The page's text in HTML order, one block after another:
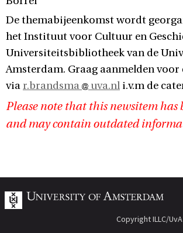
De themabijeenkomst wordt
het Instituut voor Cultuur en
Universiteitsbibliotheek van de
Amsterdam. Graag aanmelden voor
viar.brandsma uva.nl i.v.m de
Please note that this newsitem has
and may contain outdated
Copyright ILLC/